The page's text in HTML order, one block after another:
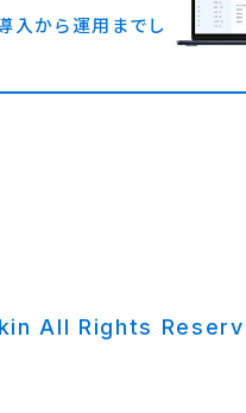
All Rights